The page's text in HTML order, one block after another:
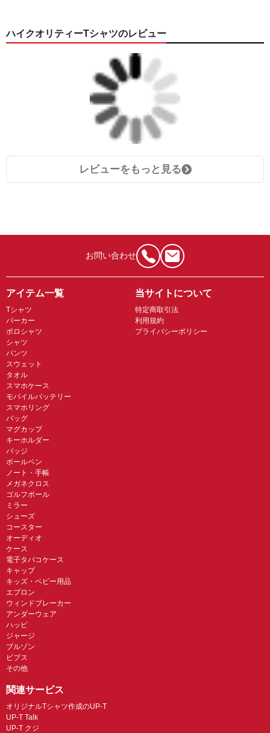
ハイクオリティーTシャツのレビュー
レビューをもっと見る
お問い合わせ
アイテム一覧
Tシャツ
パーカー
ポロシャツ
シャツ
パンツ
スウェット
タオル
スマホケース
モバイルバッテリー
スマホリング
バッグ
マグカップ
キーホルダー
バッジ
ボールペン
ノート・手帳
メガネクロス
ゴルフボール
ミラー
シューズ
コースター
オーディオ
ケース
電子タバコケース
キャップ
キッズ・ベビー用品
エプロン
ウィンドブレーカー
アンダーウェア
ハッピ
ジャージ
ブルゾン
ビブス
その他
当サイトについて
特定商取引法
利用規約
プライバシーポリシー
関連サービス
オリジナルTシャツ作成のUP-T
UP-T Talk
UP-T クジ